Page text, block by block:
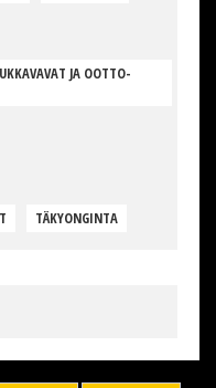
JA OOTTO-
TÄKYONGINTA